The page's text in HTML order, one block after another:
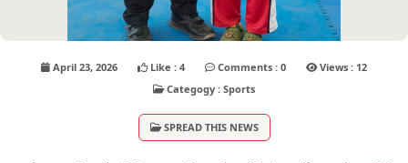
April 23, 2026 Like : 4 Comments : 0
Views : 12
Categogy : Sports
SPREAD THIS NEWS